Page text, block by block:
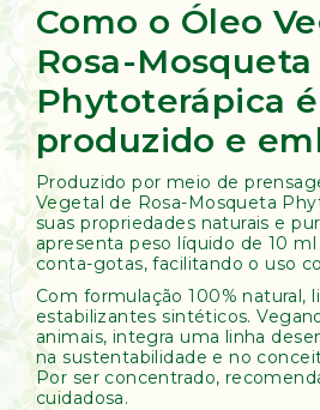
Como o Óleo
Rosa-Mosqueta
Phytoterápica é
produzido e
Produzido por meio de
Vegetal de Rosa-Mosqueta
suas propriedades naturais e
apresenta peso líquido de 10
conta-gotas, facilitando o uso
Com formulação 100% natural,
estabilizantes sintéticos.
animais, integra uma linha
na sustentabilidade e no
Por ser concentrado,
cuidadosa.